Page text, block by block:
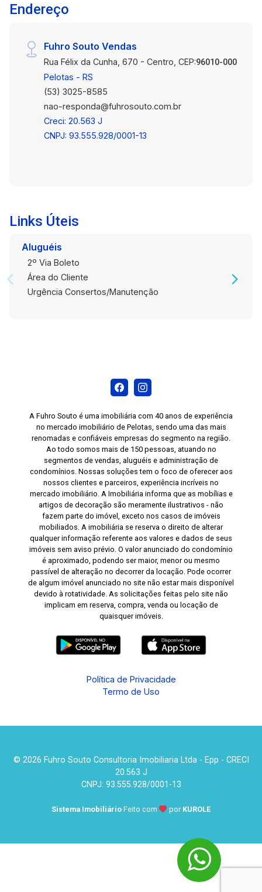
DEMAIS MOBÍLIAS NÃO PERMANECEM NO
IMÓVEL. Importante: A peça dos fundos ao lado
pois será utilizada como depósito pelo
proprietário Localização: Situada na Rua Dom
Guilherme Litran, próxima ao bairro Arco Íris e ao
CAVG, com fácil acesso a comércios, serviços e
transporte, garantindo praticidade no seu dia a
dia. Rua totalmente asfaltada. Entre em contato
agora mesmo para mais informações e agende
Endereço
Fuhro Souto Vendas
Rua Félix da Cunha, 670 - Centro, CEP:96010-000
Pelotas - RS
(53) 3025-8585
nao-responda@fuhrosouto.com.br
Creci: 20.563 J
CNPJ: 93.555.928/0001-13
Links Úteis
Aluguéis
2º Via Boleto
Área do Cliente
Urgência Consertos/Manutenção
A Fuhro Souto é uma imobiliária com 40 anos de experiência
no mercado imobiliário de Pelotas, sendo uma das mais
renomadas e confiáveis empresas do segmento na região.
Ao todo somos mais de 150 pessoas, atuando no
segmentos de vendas, aluguéis e administração de
condomínios. Nossas soluções tem o foco de oferecer aos
nossos clientes e parceiros, experiência incríveis no
mercado imobiliário. A Imobiliária informa que as mobílias e
artigos de decoração são meramente ilustrativos - não
fazem parte do imóvel, exceto nos casos de imóveis
mobiliados. A imobiliária se reserva o direito de alterar
qualquer informação referente aos valores e dados de seus
imóveis sem aviso prévio. O valor anunciado do condomínio
é aproximado, podendo ser maior, menor ou mesmo
passível de alteração no decorrer da locação. Pode ocorrer
de algum imóvel anunciado no site não estar mais disponível
devido à rotatividade. As solicitações feitas pelo site não
implicam em reserva, compra, venda ou locação de
quaisquer imóveis.
Política de Privacidade
Termo de Uso
© 2026 Fuhro Souto Consultoria Imobiliaria Ltda - Epp - CRECI
20.563 J
CNPJ: 93.555.928/0001-13
Sistema Imobiliário Feito com por KUROLE